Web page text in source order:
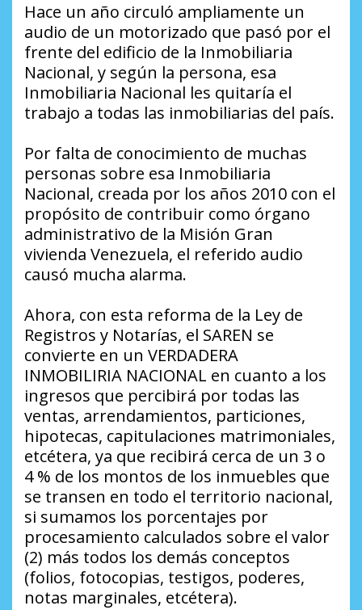
Hace un año circuló ampliamente un
audio de un motorizado que pasó por el
frente del edificio de la Inmobiliaria
Nacional, y según la persona, esa
Inmobiliaria Nacional les quitaría el
trabajo a todas las inmobiliarias del país.
Por falta de conocimiento de muchas
personas sobre esa Inmobiliaria
Nacional, creada por los años 2010 con el
propósito de contribuir como órgano
administrativo de la Misión Gran
vivienda Venezuela, el referido audio
causó mucha alarma.
Ahora, con esta reforma de la Ley de
Registros y Notarías, el SAREN se
convierte en un VERDADERA
INMOBILIRIA NACIONAL en cuanto a los
ingresos que percibirá por todas las
ventas, arrendamientos, particiones,
hipotecas, capitulaciones matrimoniales,
etcétera, ya que recibirá cerca de un 3 o
4 % de los montos de los inmuebles que
se transen en todo el territorio nacional,
si sumamos los porcentajes por
procesamiento calculados sobre el valor
(2) más todos los demás conceptos
(folios, fotocopias, testigos, poderes,
notas marginales, etcétera).